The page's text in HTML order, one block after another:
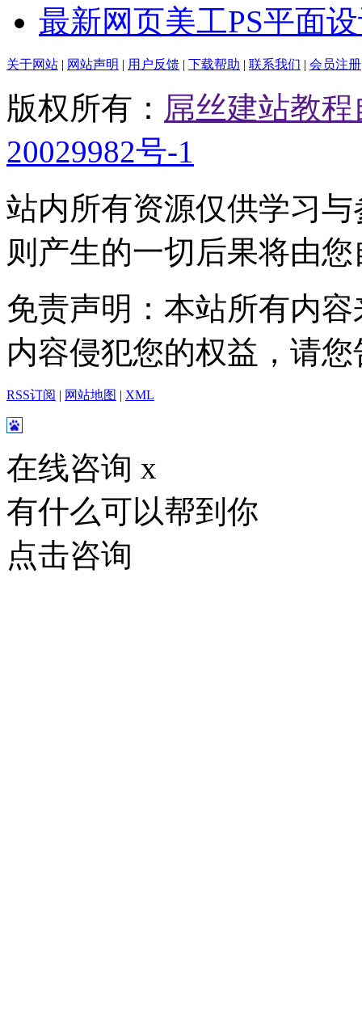
最新网页美工PS平面
关于网站 | 网站声明 | 用户反馈 | 下载帮助 | 联系我们 | 会员注册
版权所有： 屌丝建站教
20029982号-1
站内所有资源仅供学习
则产生的一切后果将由
免责声明：本站所有内
内容侵犯您的权益，请
RSS订阅 | 网站地图 | XML
在线咨询 x
有什么可以帮到你
点击咨询